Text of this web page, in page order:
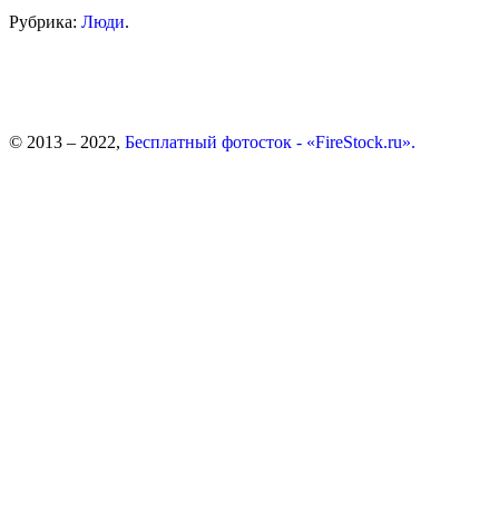
Рубрика: Люди.
© 2013 – 2022, Бесплатный фотосток - «FireStock.ru».